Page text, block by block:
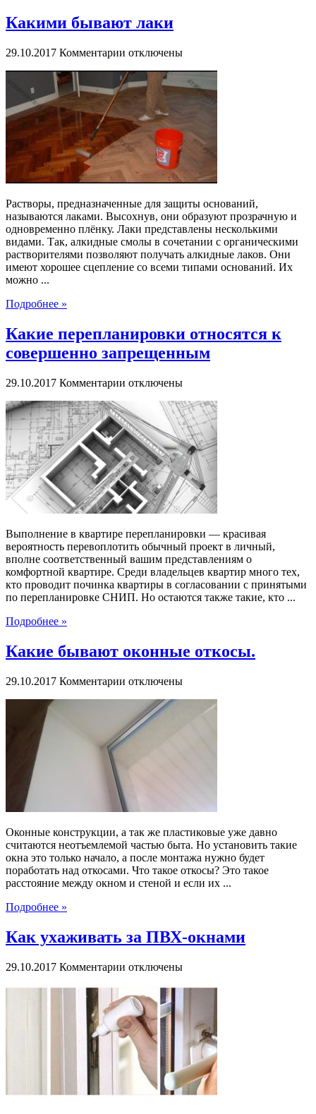
Какими бывают лаки
29.10.2017 Комментарии к
Какими
бывают
лаки
отключены
Растворы, предназначенные для защиты оснований,
называются лаками. Высохнув, они образуют прозрачную и
одновременно плёнку. Лаки представлены несколькими
видами. Так, алкидные смолы в сочетании с органическими
растворителями позволяют получать алкидные лаков. Они
имеют хорошее сцепление со всеми типами оснований. Их
можно ...
Подробнее »
Какие перепланировки относятся к
совершенно запрещенным
29.10.2017 Комментарии к
Какие
перепланировки
относятся
к
совершенно
запрещенным
отключены
Выполнение в квартире перепланировки — красивая
вероятность перевоплотить обычный проект в личный,
вполне соответственный вашим представлениям о
комфортной квартире. Среди владельцев квартир много тех,
кто проводит починка квартиры в согласовании с принятыми
по перепланировке СНИП. Но остаются также такие, кто ...
Подробнее »
Какие бывают оконные откосы.
29.10.2017 Комментарии к
Какие
бывают
оконные
откосы.
отключены
Оконные конструкции, а так же пластиковые уже давно
считаются неотъемлемой частью быта. Но установить такие
окна это только начало, а после монтажа нужно будет
поработать над откосами. Что такое откосы? Это такое
расстояние между окном и стеной и если их ...
Подробнее »
Как ухаживать за ПВХ-окнами
29.10.2017 Комментарии к
ухаживать
за
ПВХ-
окнами
отключены